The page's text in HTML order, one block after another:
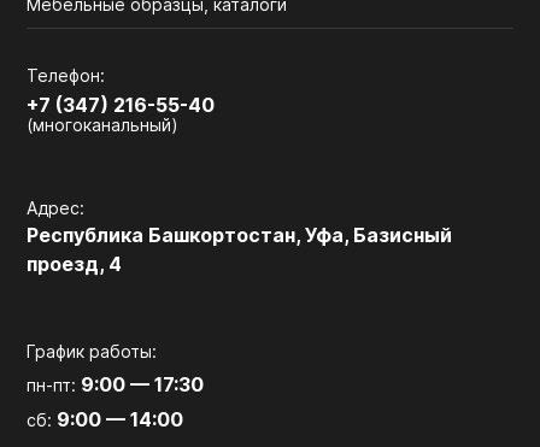
Мебельные образцы, каталоги
Телефон:
+7 (347) 216-55-40
(многоканальный)
Адрес:
Республика Башкортостан, Уфа, Базисный
проезд, 4
График работы:
пн-пт: 9:00 — 17:30
сб: 9:00 — 14:00